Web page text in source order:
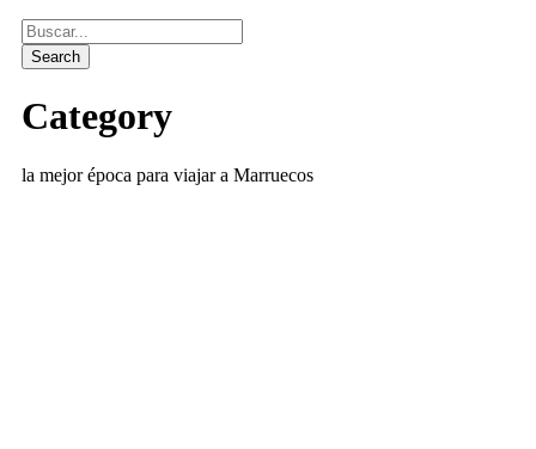
Category
la mejor época para viajar a Marruecos